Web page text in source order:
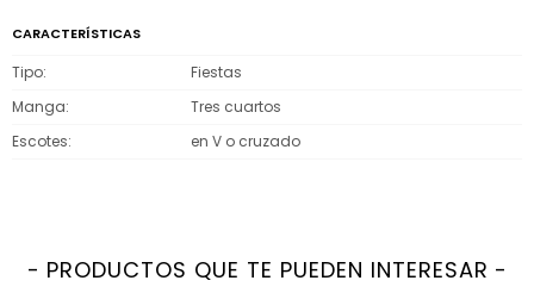
CARACTERÍSTICAS
Tipo
Fiestas
Manga
Tres cuartos
Escotes
en V o cruzado
PRODUCTOS QUE TE PUEDEN INTERESAR